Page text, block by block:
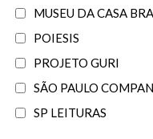
MUSEU DA CASA
POIESIS
PROJETO GURI
SÃO PAULO
SP LEITURAS